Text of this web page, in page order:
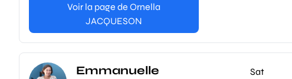
Voir la page de Ornella
JACQUESON
Emmanuelle
Sat